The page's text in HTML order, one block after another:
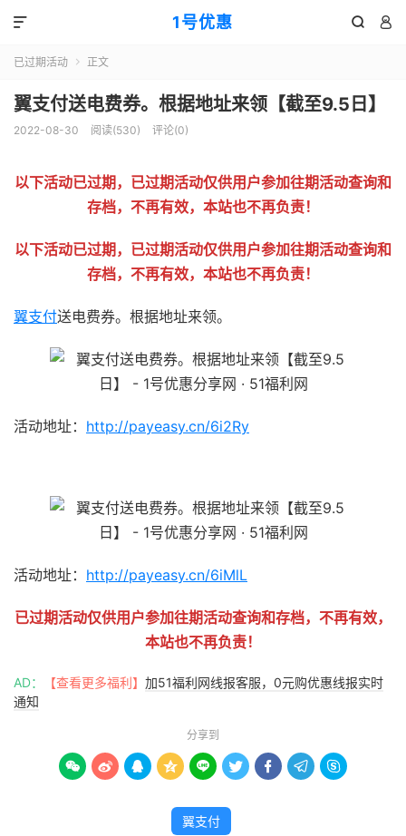
1号优惠  

已过期活动  正文
翼支付送电费券。根据地址来领【截至9.5日】
2022-08-30 阅读(530) 评论(0)
以下活动已过期，已过期活动仅供用户参加往期活动查询和
存档，不再有效，本站也不再负责！
以下活动已过期，已过期活动仅供用户参加往期活动查询和
存档，不再有效，本站也不再负责！
翼支付送电费券。根据地址来领。
活动地址： http://payeasy.cn/6i2Ry
活动地址： http://payeasy.cn/6iMlL
已过期活动仅供用户参加往期活动查询和存档，不再有效，
本站也不再负责！
AD： 【查看更多福利】 加51福利网线报客服，0元购优惠线报实时
通知
分享到
        
翼支付